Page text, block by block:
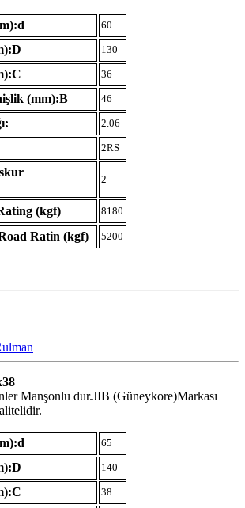
60
130
36
(mm):B 46
2.06
2RS
2
(kgf) 8180
Ratin (kgf) 5200
Manşonlu dur.JIB (Güneykore)Markası
65
140
38